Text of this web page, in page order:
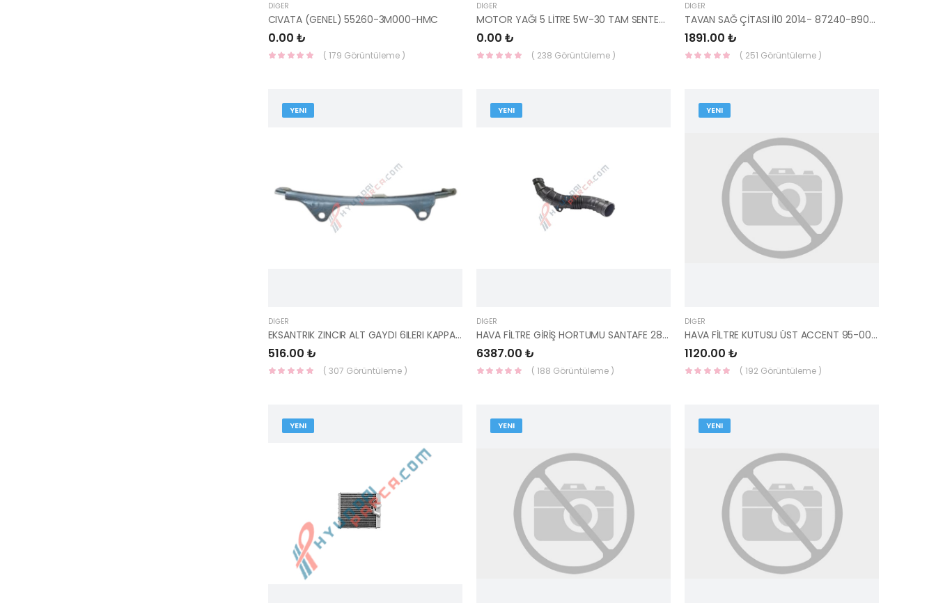
DIĞER
CIVATA (GENEL) 55260-3M000-HMC
0.00 ₺
( 179 Görüntüleme )
DIĞER
MOTOR YAĞI 5 LİTRE 5W-30 TAM SENTETİK-
0.00 ₺
( 238 Görüntüleme )
DIĞER
TAVAN SAĞ ÇİTASI İ10 2014- 87240-B9000-HMC
1891.00 ₺
( 251 Görüntüleme )
YENI
DIĞER
EKSANTRIK ZINCIR ALT GAYDI 6ILERI KAPPA BLUE 24431-03100-MOBIS
516.00 ₺
( 307 Görüntüleme )
YENI
DIĞER
HAVA FİLTRE GİRİŞ HORTUMU SANTAFE 28138-2B200-HMC
6387.00 ₺
( 188 Görüntüleme )
YENI
DIĞER
HAVA FİLTRE KUTUSU ÜST ACCENT 95-00 28111-22301-HMC
1120.00 ₺
( 192 Görüntüleme )
YENI YENI YENI